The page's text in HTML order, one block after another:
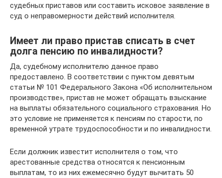
судебных приставов или составить исковое заявление в
суд о неправомерности действий исполнителя.
Имеет ли право пристав списать в счет
долга пенсию по инвалидности?
Да, судебному исполнителю данное право
предоставлено. В соответствии с пунктом девятым
статьи № 101 Федерального Закона «Об исполнительном
производстве», пристав не может обращать взыскание
на выплаты обязательного социального страхования. Но
это условие не применяется к пенсиям по старости, по
временной утрате трудоспособности и по инвалидности.
Если должник известит исполнителя о том, что
арестованные средства относятся к пенсионным
выплатам, то из них ежемесячно будут вычитать 50